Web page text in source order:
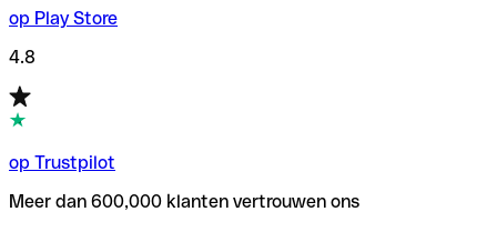
op Play Store
4.8
op Trustpilot
Meer dan 600,000 klanten vertrouwen ons